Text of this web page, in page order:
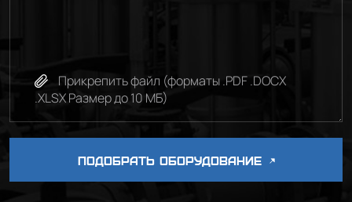
Прикрепить файл (форматы .PDF .DOCX
.XLSX Размер до 10 МБ)
ПОДОБРАТЬ ОБОРУДОВАНИЕ